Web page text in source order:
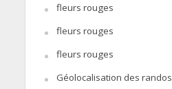
fleurs rouges
fleurs rouges
fleurs rouges
Géolocalisation des randos